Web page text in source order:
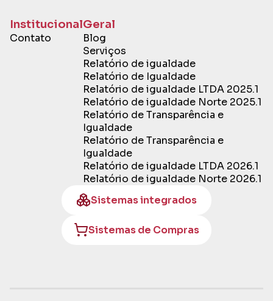
Institucional
Contato
Geral
Blog
Serviços
Relatório de igualdade
Relatório de Igualdade
Relatório de igualdade LTDA 2025.1
Relatório de igualdade Norte 2025.1
Relatório de Transparência e
Igualdade
Relatório de Transparência e
Igualdade
Relatório de igualdade LTDA 2026.1
Relatório de igualdade Norte 2026.1
Sistemas integrados
Sistemas de Compras